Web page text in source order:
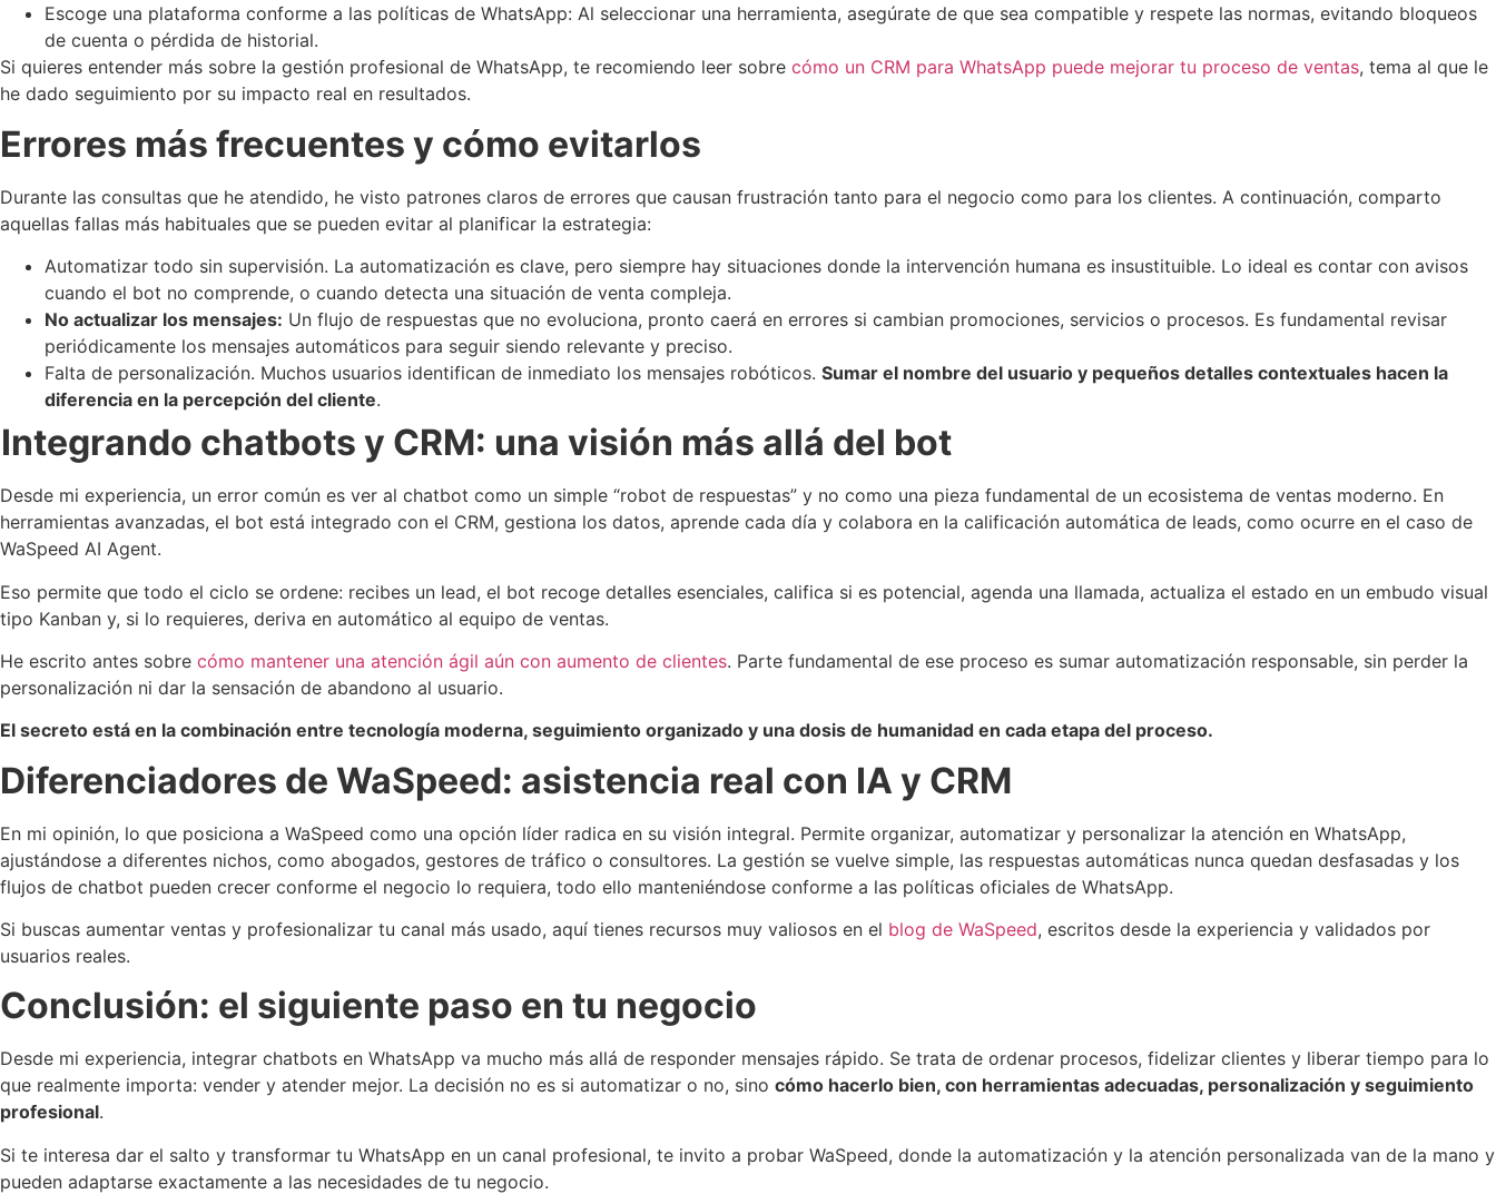
Escoge una plataforma conforme a las políticas de WhatsApp: Al seleccionar una herramienta, asegúrate de que sea compatible y respete las normas, evitando bloqueos
de cuenta o pérdida de historial.
Si quieres entender más sobre la gestión profesional de WhatsApp, te recomiendo leer sobre cómo un CRM para WhatsApp puede mejorar tu proceso de ventas, tema al que le
he dado seguimiento por su impacto real en resultados.
Errores más frecuentes y cómo evitarlos
Durante las consultas que he atendido, he visto patrones claros de errores que causan frustración tanto para el negocio como para los clientes. A continuación, comparto
aquellas fallas más habituales que se pueden evitar al planificar la estrategia:
Automatizar todo sin supervisión. La automatización es clave, pero siempre hay situaciones donde la intervención humana es insustituible. Lo ideal es contar con avisos
cuando el bot no comprende, o cuando detecta una situación de venta compleja.
No actualizar los mensajes: Un flujo de respuestas que no evoluciona, pronto caerá en errores si cambian promociones, servicios o procesos. Es fundamental revisar
periódicamente los mensajes automáticos para seguir siendo relevante y preciso.
Falta de personalización. Muchos usuarios identifican de inmediato los mensajes robóticos. Sumar el nombre del usuario y pequeños detalles contextuales hacen la
diferencia en la percepción del cliente.
Integrando chatbots y CRM: una visión más allá del bot
Desde mi experiencia, un error común es ver al chatbot como un simple “robot de respuestas” y no como una pieza fundamental de un ecosistema de ventas moderno. En
herramientas avanzadas, el bot está integrado con el CRM, gestiona los datos, aprende cada día y colabora en la calificación automática de leads, como ocurre en el caso de
WaSpeed AI Agent.
Eso permite que todo el ciclo se ordene: recibes un lead, el bot recoge detalles esenciales, califica si es potencial, agenda una llamada, actualiza el estado en un embudo visual
tipo Kanban y, si lo requieres, deriva en automático al equipo de ventas.
He escrito antes sobre cómo mantener una atención ágil aún con aumento de clientes. Parte fundamental de ese proceso es sumar automatización responsable, sin perder la
personalización ni dar la sensación de abandono al usuario.
El secreto está en la combinación entre tecnología moderna, seguimiento organizado y una dosis de humanidad en cada etapa del proceso.
Diferenciadores de WaSpeed: asistencia real con IA y CRM
En mi opinión, lo que posiciona a WaSpeed como una opción líder radica en su visión integral. Permite organizar, automatizar y personalizar la atención en WhatsApp,
ajustándose a diferentes nichos, como abogados, gestores de tráfico o consultores. La gestión se vuelve simple, las respuestas automáticas nunca quedan desfasadas y los
flujos de chatbot pueden crecer conforme el negocio lo requiera, todo ello manteniéndose conforme a las políticas oficiales de WhatsApp.
Si buscas aumentar ventas y profesionalizar tu canal más usado, aquí tienes recursos muy valiosos en el blog de WaSpeed, escritos desde la experiencia y validados por
usuarios reales.
Conclusión: el siguiente paso en tu negocio
Desde mi experiencia, integrar chatbots en WhatsApp va mucho más allá de responder mensajes rápido. Se trata de ordenar procesos, fidelizar clientes y liberar tiempo para lo
que realmente importa: vender y atender mejor. La decisión no es si automatizar o no, sino cómo hacerlo bien, con herramientas adecuadas, personalización y seguimiento
profesional.
Si te interesa dar el salto y transformar tu WhatsApp en un canal profesional, te invito a probar WaSpeed, donde la automatización y la atención personalizada van de la mano y
pueden adaptarse exactamente a las necesidades de tu negocio.